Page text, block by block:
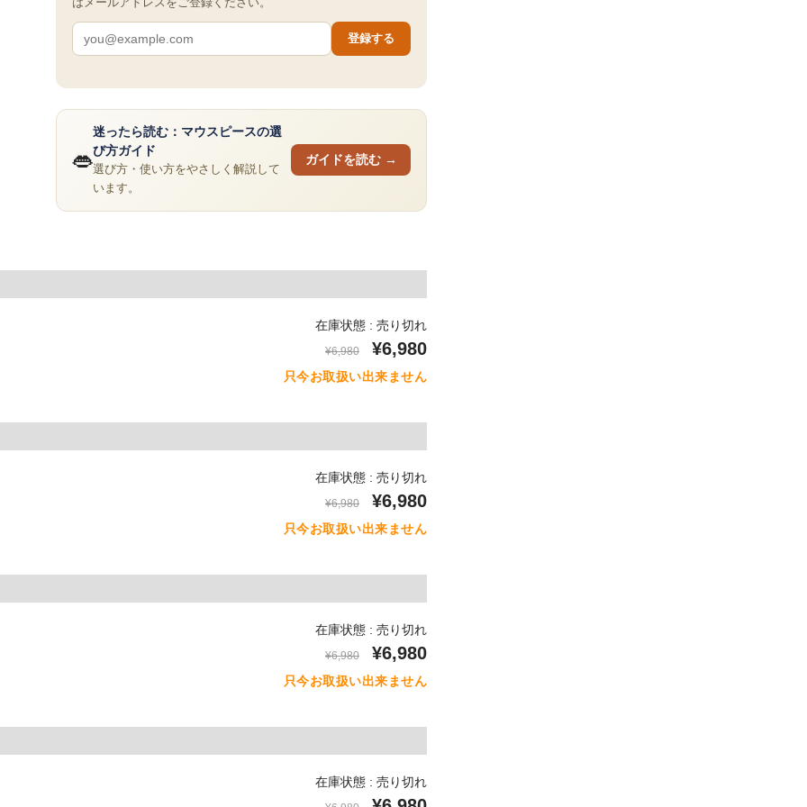
はメールアドレスをご登録ください。
登録する
👄
迷ったら読む：マウスピースの選
び方ガイド
選び方・使い方をやさしく解説して
います。
ガイドを読む →
在庫状態 : 売り切れ
¥6,980 ¥6,980
只今お取扱い出来ません
在庫状態 : 売り切れ
¥6,980 ¥6,980
只今お取扱い出来ません
在庫状態 : 売り切れ
¥6,980 ¥6,980
只今お取扱い出来ません
在庫状態 : 売り切れ